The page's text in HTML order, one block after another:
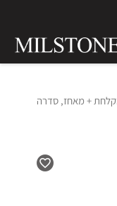
+ מאחז, סדרה